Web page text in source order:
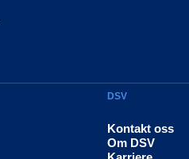
DSV
Kontakt oss
Om DSV